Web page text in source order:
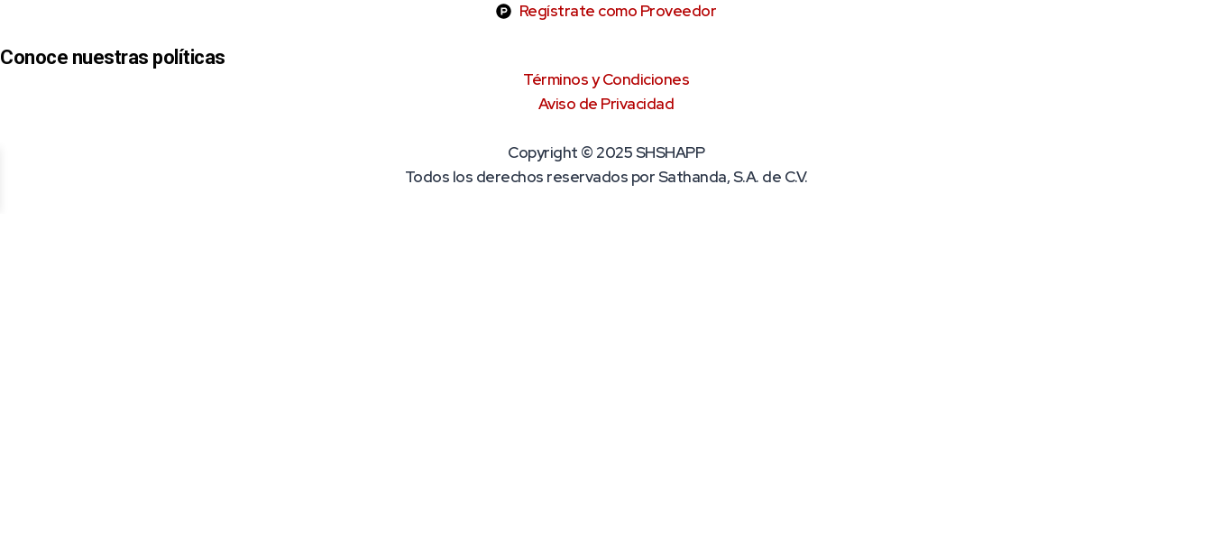
Regístrate como Proveedor
Conoce nuestras políticas
Términos y Condiciones
Aviso de Privacidad
Copyright © 2025 SHSHAPP
Todos los derechos reservados por Sathanda, S.A. de C.V.